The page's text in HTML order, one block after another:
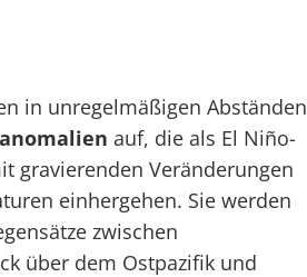
in unregelmäßigen Abständen
auf, die als El Niño-
gravierenden Veränderungen
einhergehen. Sie werden
zwischen
über dem Ostpazifik und